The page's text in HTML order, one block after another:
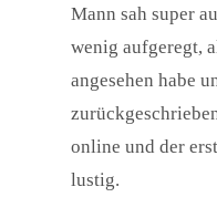
Mann sah super
wenig aufgeregt,
angesehen habe
online und der
lustig.